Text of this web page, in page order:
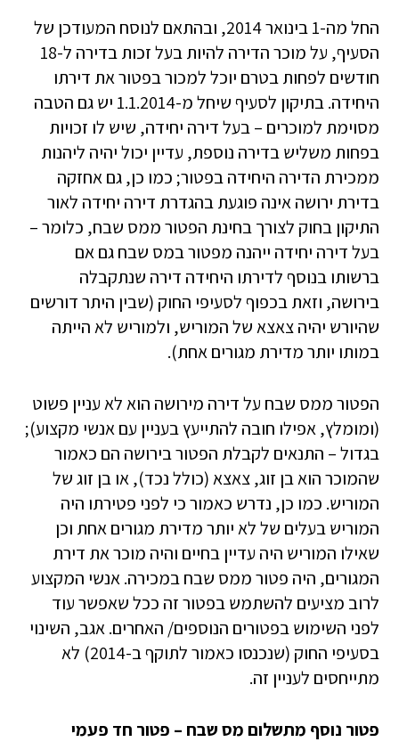
החל מה-1 בינואר 2014, ובהתאם לנוסח המעודכן של
הסעיף, על מוכר הדירה להיות בעל זכות בדירה ל-18
חודשים לפחות בטרם יוכל למכור בפטור את דירתו
היחידה. בתיקון לסעיף שיחל מ-1.1.2014 יש גם הטבה
מסוימת למוכרים – בעל דירה יחידה, שיש לו זכויות
בפחות משליש בדירה נוספת, עדיין יכול יהיה ליהנות
ממכירת הדירה היחידה בפטור; כמו כן, גם אחזקה
בדירת ירושה אינה פוגעת בהגדרת דירה יחידה לאור
התיקון בחוק לצורך בחינת הפטור ממס שבח, כלומר –
בעל דירה יחידה ייהנה מפטור במס שבח גם אם
ברשותו בנוסף לדירתו היחידה דירה שנתקבלה
בירושה, וזאת בכפוף לסעיפי החוק (שבין היתר דורשים
שהיורש יהיה צאצא של המוריש, ולמוריש לא הייתה
במותו יותר מדירת מגורים אחת).
הפטור ממס שבח על דירה מירושה הוא לא עניין פשוט
(ומומלץ, אפילו חובה להתייעץ בעניין עם אנשי מקצוע);
בגדול – התנאים לקבלת הפטור בירושה הם כאמור
שהמוכר הוא בן זוג, צאצא (כולל נכד), או בן זוג של
המוריש. כמו כן, נדרש כאמור כי לפני פטירתו היה
המוריש בעלים של לא יותר מדירת מגורים אחת וכן
שאילו המוריש היה עדיין בחיים והיה מוכר את דירת
המגורים, היה פטור ממס שבח במכירה. אנשי המקצוע
לרוב מציעים להשתמש בפטור זה ככל שאפשר עוד
לפני השימוש בפטורים הנוספים/ האחרים. אגב, השינוי
בסעיפי החוק (שנכנסו כאמור לתוקף ב-2014) לא
מתייחסים לעניין זה.
פטור נוסף מתשלום מס שבח – פטור חד פעמי